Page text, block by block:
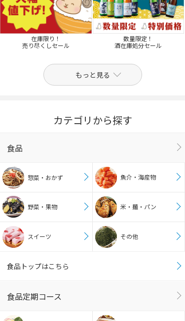
在庫限り！
売り尽くしセール
数量限定！
酒在庫処分セール
もっと見る
カテゴリから探す
食品
惣菜・おかず 魚介・海産物
野菜・果物 米・麺・パン
スイーツ その他
食品トップはこちら
食品定期コース